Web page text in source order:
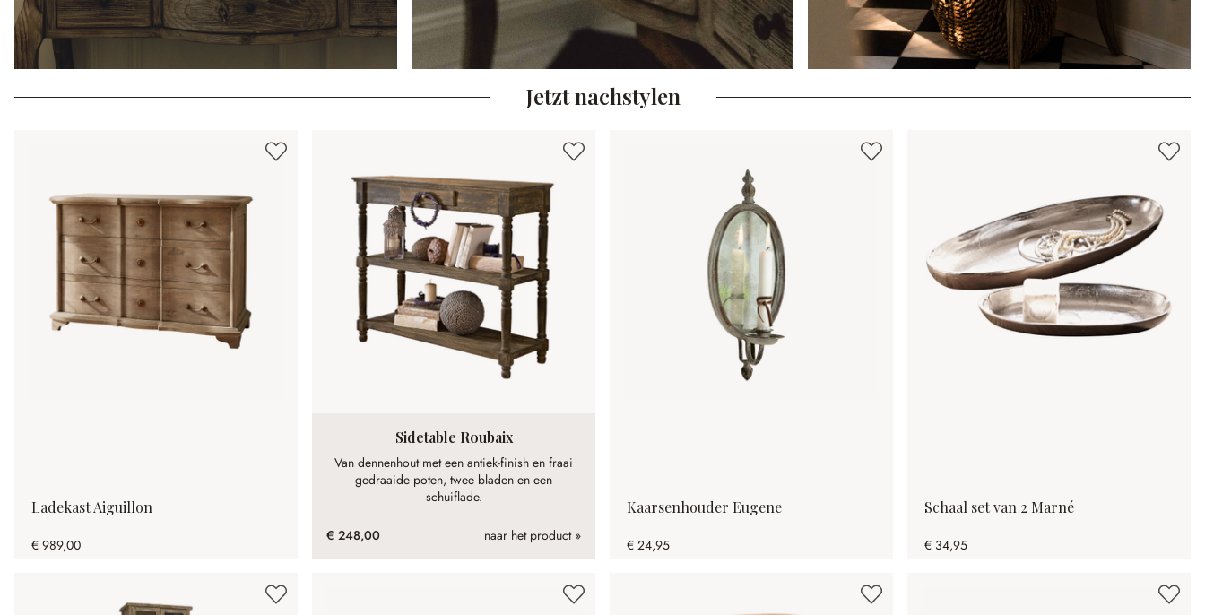
Jetzt nachstylen
Ladekast Aiguillon
€ 989,00
Sidetable Roubaix
Van dennenhout met een antiek-finish en fraai
gedraaide poten, twee bladen en een
schuiflade.
€ 248,00 naar het product »
Kaarsenhouder Eugene
€ 24,95
Schaal set van 2 Marné
€ 34,95